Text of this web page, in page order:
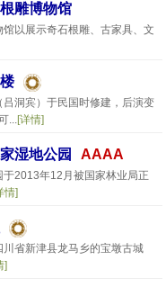
雕博物馆
以展示奇石根雕、古家具、文
洞宾）于民国时修建，后演变
...[详情]
湿地公园 AAAA
2013年12月被国家林业局正
情]
省新津县龙马乡的宝墩古城
]